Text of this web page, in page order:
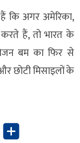
कि अगर अमेरिका,
हैं, तो भारत के
बम का फिर से
छोटी मिसाइलों के